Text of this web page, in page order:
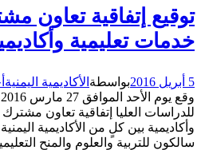
توقيع إتفاقية تعاون
خدمات تعليمية
5 أبريل 2016 بواسطة الأكاديمية اليمنية
للدراسات العليا إتفاقية تعاون
وأكاديمية بين كلٍ من الأكاديمية
سالكون للتربية والعلوم والمنح